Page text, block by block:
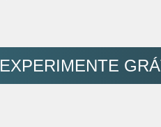
EXPERIMENTE